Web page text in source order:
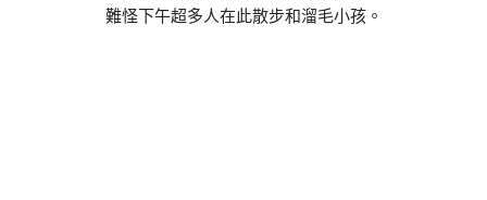
難怪下午超多人在此散步和溜毛小孩。